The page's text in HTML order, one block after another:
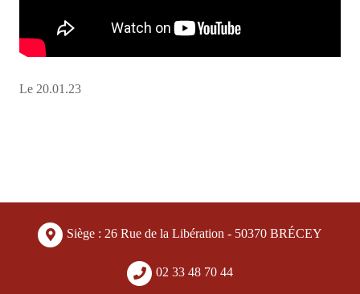
Le 20.01.23
Siège : 26 Rue de la Libération - 50370 BRÉCEY
02 33 48 70 44